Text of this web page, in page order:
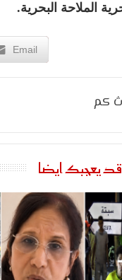
الملاحة البحرية.
Email
كم
قد يعجبك ايضا